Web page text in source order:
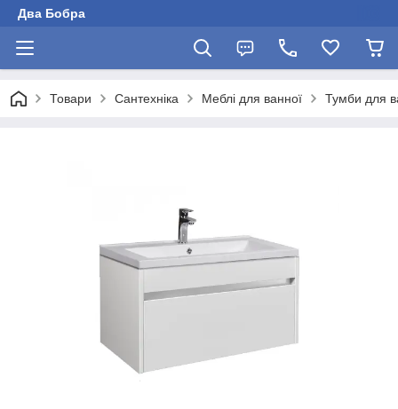
Два Бобра
Товари Сантехніка Меблі для ванної Тумби для